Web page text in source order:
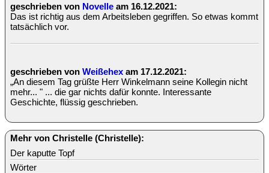
geschrieben von Novelle am 16.12.2021:
Das ist richtig aus dem Arbeitsleben gegriffen. So etwas kommt
tatsächlich vor.
geschrieben von Weißehex am 17.12.2021:
„An diesem Tag grüßte Herr Winkelmann seine Kollegin nicht
mehr... " ... die gar nichts dafür konnte. Interessante
Geschichte, flüssig geschrieben.
Mehr von Christelle (Christelle):
Der kaputte Topf
Wörter